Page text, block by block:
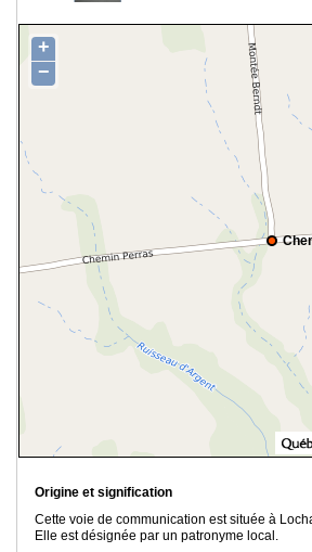
+
−
Origine et signification
Cette voie de communication est située à
Elle est désignée par un patronyme local.